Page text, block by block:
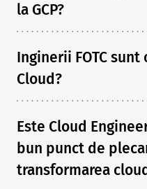
la GCP?
Inginerii FOTC
Cloud?
Este Cloud
bun punct de
transformarea